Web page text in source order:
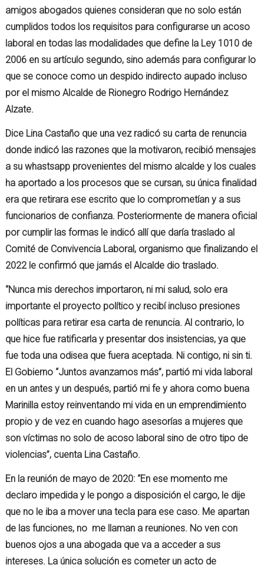
amigos abogados quienes consideran que no solo están
cumplidos todos los requisitos para configurarse un acoso
laboral en todas las modalidades que define la Ley 1010 de
2006 en su artículo segundo, sino además para configurar lo
que se conoce como un despido indirecto aupado incluso
por el mismo Alcalde de Rionegro Rodrigo Hernández
Alzate.
Dice Lina Castaño que una vez radicó su carta de renuncia
donde indicó las razones que la motivaron, recibió mensajes
a su whastsapp provenientes del mismo alcalde y los cuales
ha aportado a los procesos que se cursan, su única finalidad
era que retirara ese escrito que lo comprometían y a sus
funcionarios de confianza. Posteriormente de manera oficial
por cumplir las formas le indicó allí que daría traslado al
Comité de Convivencia Laboral, organismo que finalizando el
2022 le confirmó que jamás el Alcalde dio traslado.
“Nunca mis derechos importaron, ni mi salud, solo era
importante el proyecto político y recibí incluso presiones
políticas para retirar esa carta de renuncia. Al contrario, lo
que hice fue ratificarla y presentar dos insistencias, ya que
fue toda una odisea que fuera aceptada. Ni contigo, ni sin ti.
El Gobierno “Juntos avanzamos más”, partió mi vida laboral
en un antes y un después, partió mi fe y ahora como buena
Marinilla estoy reinventando mi vida en un emprendimiento
propio y de vez en cuando hago asesorías a mujeres que
son víctimas no solo de acoso laboral sino de otro tipo de
violencias”, cuenta Lina Castaño.
En la reunión de mayo de 2020: “En ese momento me
declaro impedida y le pongo a disposición el cargo, le dije
que no le iba a mover una tecla para ese caso. Me apartan
de las funciones, no me llaman a reuniones. No ven con
buenos ojos a una abogada que va a acceder a sus
intereses. La única solución es cometer un acto de